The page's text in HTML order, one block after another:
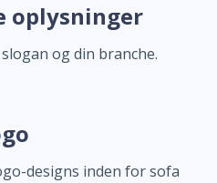
oplysninger
og din branche.
designs inden for sofa